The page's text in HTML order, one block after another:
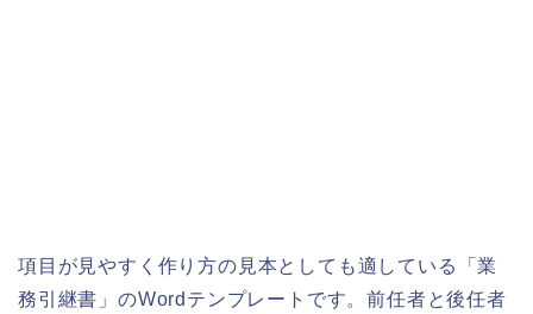
項目が見やすく作り方の見本としても適している「業
務引継書」のWordテンプレートです。前任者と後任者